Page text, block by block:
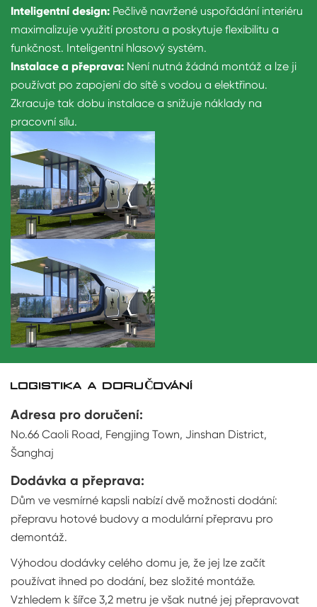
Inteligentní design: Pečlivě navržené uspořádání interiéru
maximalizuje využití prostoru a poskytuje flexibilitu a
funkčnost. Inteligentní hlasový systém.
Instalace a přeprava: Není nutná žádná montáž a lze ji
používat po zapojení do sítě s vodou a elektřinou.
Zkracuje tak dobu instalace a snižuje náklady na
pracovní sílu.
LOGISTIKA A DORUČOVÁNÍ
Adresa pro doručení:
No.66 Caoli Road, Fengjing Town, Jinshan District,
Šanghaj
Dodávka a přeprava:
Dům ve vesmírné kapsli nabízí dvě možnosti dodání:
přepravu hotové budovy a modulární přepravu pro
demontáž.
Výhodou dodávky celého domu je, že jej lze začít
používat ihned po dodání, bez složité montáže.
Vzhledem k šířce 3,2 metru je však nutné jej přepravovat